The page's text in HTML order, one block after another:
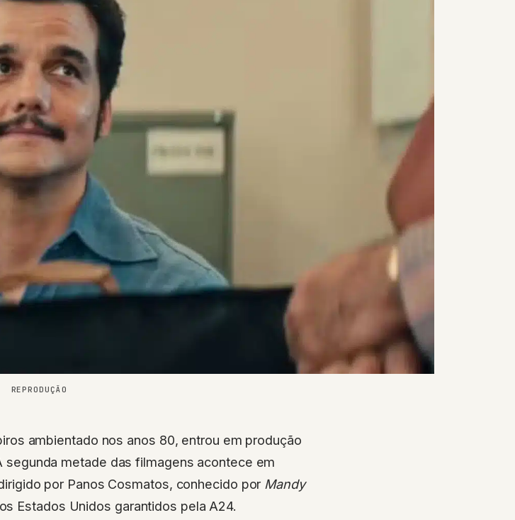
REPRODUÇÃO
ambientado nos anos 80, entrou em produção
segunda metade das filmagens acontece em
por Panos Cosmatos, conhecido por Mandy
Estados Unidos garantidos pela A24.